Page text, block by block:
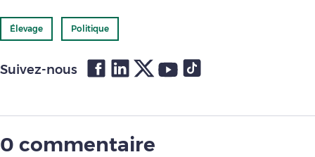
Élevage Politique
Suivez-nous
0 commentaire